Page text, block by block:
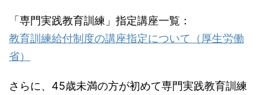
「専門実践教育訓練」指定講座一覧：
教育訓練給付制度の講座指定について（厚生労働
省）
さらに、45歳未満の方が初めて専門実践教育訓練